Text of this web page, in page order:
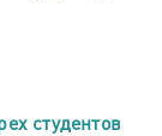
студентов